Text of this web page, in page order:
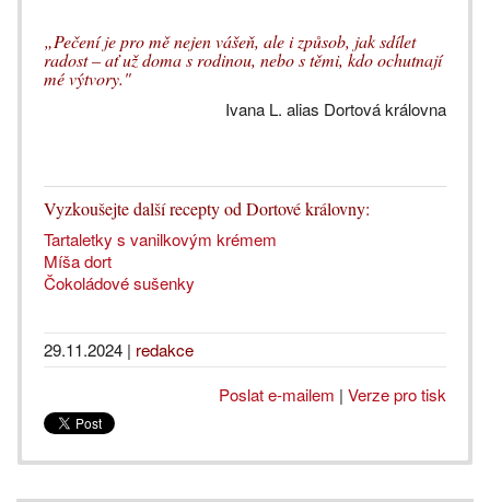
„Pečení je pro mě nejen vášeň, ale i způsob, jak sdílet
radost – ať už doma s rodinou, nebo s těmi, kdo ochutnají
mé výtvory."
Ivana L. alias Dortová královna
Vyzkoušejte další recepty od Dortové královny:
Tartaletky s vanilkovým krémem
Míša dort
Čokoládové sušenky
29.11.2024 | redakce
Poslat e-mailem | Verze pro tisk